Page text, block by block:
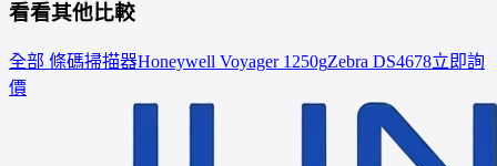
看看其他比較
全部 條碼掃描器Honeywell Voyager 1250gZebra DS4678立即詢
價